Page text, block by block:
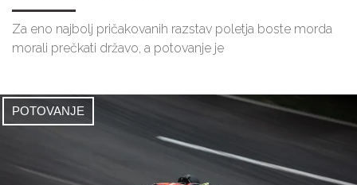
Za eno najbolj pričakovanih razstav poletja boste morda
morali prečkati državo, a potovanje je
POTOVANJE